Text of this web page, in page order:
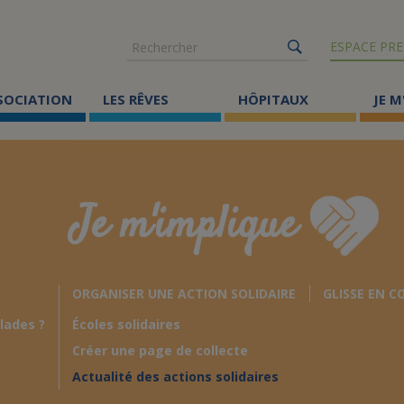
Rechercher
ESPACE
LES RÊVES HÔPITAUX JE
Je m'implique
?
ORGANISER UNE ACTION SOLIDAIRE
Écoles solidaires
Créer une page de collecte
Actualité des actions solidaires
GLISSE EN